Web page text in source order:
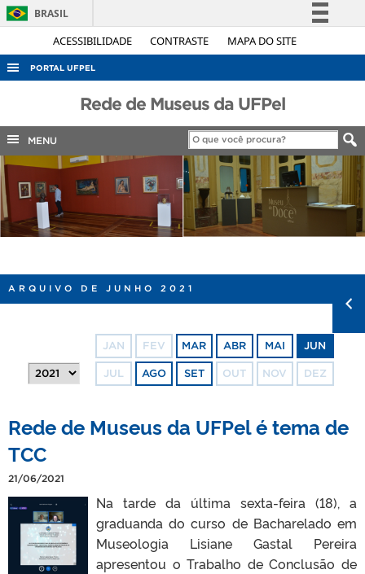
ACESSIBILIDADE CONTRASTE MAPA DO SITE
BRASIL
Simplifique!
Acesso à informação
Legislação
Canais
PORTAL UFPEL
ACESSO À INFORMAÇÃO
CONCURSOS
EDITAIS
INTERNACIONAL
PORTARIAS
Rede de Museus da UFPel
MENU
ARQUIVO DE JUNHO 2021
JAN FEV MAR ABR MAI JUN
JUL AGO SET OUT NOV DEZ
Rede de Museus da UFPel é tema de
TCC
21/06/2021
Na tarde da última sexta-feira (18), a
graduanda do curso de Bacharelado em
Museologia Lisiane Gastal Pereira
apresentou o Trabalho de Conclusão de